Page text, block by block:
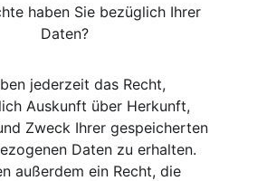
haben Sie bezüglich Ihrer
Daten?
jederzeit das Recht,
Auskunft über Herkunft,
Zweck Ihrer gespeicherten
Daten zu erhalten.
außerdem ein Recht, die